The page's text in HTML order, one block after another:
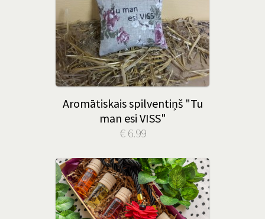
Aromātiskais spilventiņš "Tu
man esi VISS"
€ 6.99